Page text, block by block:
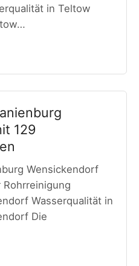
in Teltow
129
Wensickendorf
Wasserqualität in
Die